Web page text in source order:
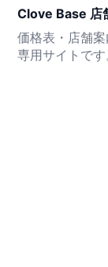
Clove Base 店
価格表・店舗
専用サイトです